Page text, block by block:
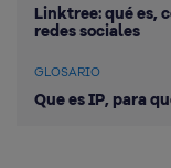
Linktree: qué es,
redes sociales
GLOSARIO
Que es IP, para